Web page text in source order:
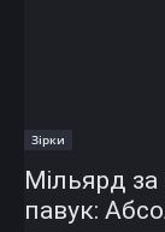
Зірки
Мільярд
павук: